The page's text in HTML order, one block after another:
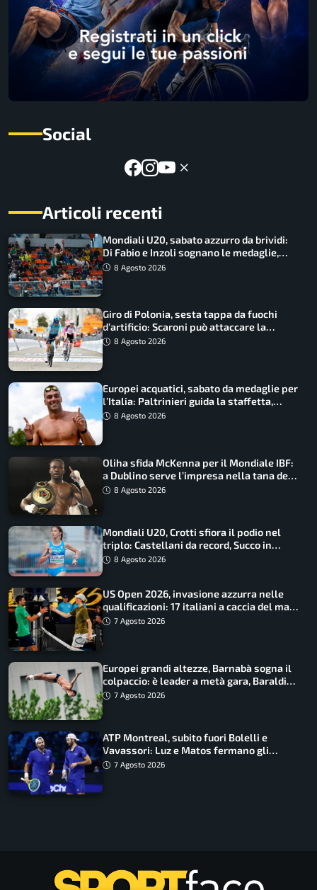
Social
Articoli recenti
Mondiali U20, sabato azzurro da brividi:
Di Fabio e Inzoli sognano le medaglie,
Castellani e Succo in finale
8 Agosto 2026
Giro di Polonia, sesta tappa da fuochi
d’artificio: Scaroni può attaccare la
maglia di Lemmen
8 Agosto 2026
Europei acquatici, sabato da medaglie per
l’Italia: Paltrinieri guida la staffetta,
Barnabà sogna l’oro dalle grandi altezze
8 Agosto 2026
Oliha sfida McKenna per il Mondiale IBF:
a Dublino serve l’impresa nella tana del
lupo8 Agosto 2026
Mondiali U20, Crotti sfiora il podio nel
triplo: Castellani da record, Succo in
finale
8 Agosto 2026
US Open 2026, invasione azzurra nelle
qualificazioni: 17 italiani a caccia del main
draw7 Agosto 2026
Europei grandi altezze, Barnabà sogna il
colpaccio: è leader a metà gara, Baraldi
ancora in corsa
7 Agosto 2026
ATP Montreal, subito fuori Bolelli e
Vavassori: Luz e Matos fermano gli
azzurri
7 Agosto 2026